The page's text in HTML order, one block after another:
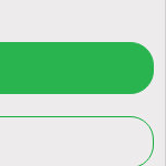
™ |Карта на сайта